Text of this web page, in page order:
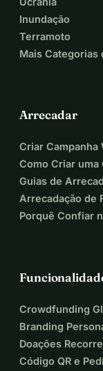
Inundação
Terramoto
Mais Categorias
Arrecadar
Criar Campanha
Como Criar uma
Guias de
Arrecadação de
Porquê Confiar
Crowdfunding
Branding
Doações
Código QR e